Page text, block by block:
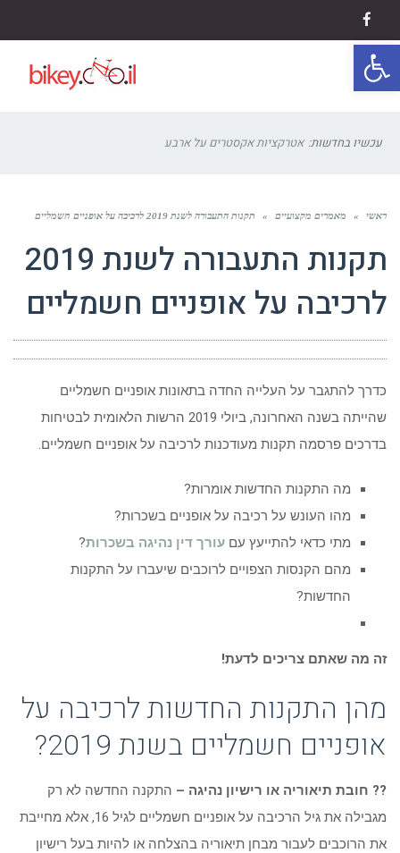
פתח סרגל נגישות
Facebook
תפריט
עכשיו בחדשות: טיפים
ראשי » מאמרים מקצועיים » תקנות התעבורה לשנת 2019 לרכיבה על אופניים חשמליים
תקנות התעבורה לשנת 2019
לרכיבה על אופניים חשמליים
כדרך להתגבר על העלייה החדה בתאונות אופניים חשמליים
שהייתה בשנה האחרונה, ביולי 2019 הרשות הלאומית לבטיחות
בדרכים פרסמה תקנות מעודכנות לרכיבה על אופניים חשמליים.
מה התקנות החדשות אומרות?
מהו העונש על רכיבה על אופניים בשכרות?
מתי כדאי להתייעץ עם עורך דין נהיגה בשכרות?
מהם הקנסות הצפויים לרוכבים שיעברו על התקנות
החדשות?
זה מה שאתם צריכים לדעת!
מהן התקנות החדשות לרכיבה על
אופניים חשמליים בשנת 2019?
?? חובת תיאוריה או רישיון נהיגה – התקנה החדשה לא רק
מגבילה את גיל הרכיבה על אופניים חשמליים לגיל 16, אלא מחייבת
את הרוכבים לעבור מבחן תיאוריה בהצלחה או להיות בעל רישיון